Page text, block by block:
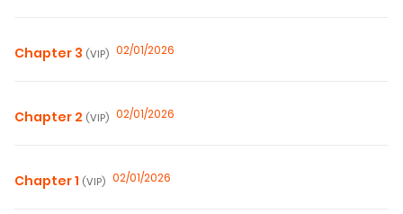
Chapter 3 (VIP) 02/01/2026
Chapter 2 (VIP) 02/01/2026
Chapter 1 (VIP) 02/01/2026